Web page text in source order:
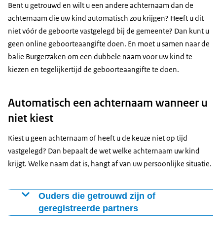
Bent u getrouwd en wilt u een andere achternaam dan de
achternaam die uw kind automatisch zou krijgen? Heeft u dit
niet vóór de geboorte vastgelegd bij de gemeente? Dan kunt u
geen online geboorteaangifte doen. En moet u samen naar de
balie Burgerzaken om een dubbele naam voor uw kind te
kiezen en tegelijkertijd de geboorteaangifte te doen.
Automatisch een achternaam wanneer u
niet kiest
Kiest u geen achternaam of heeft u de keuze niet op tijd
vastgelegd? Dan bepaalt de wet welke achternaam uw kind
krijgt. Welke naam dat is, hangt af van uw persoonlijke situatie.
Ouders die getrouwd zijn of
geregistreerde partners